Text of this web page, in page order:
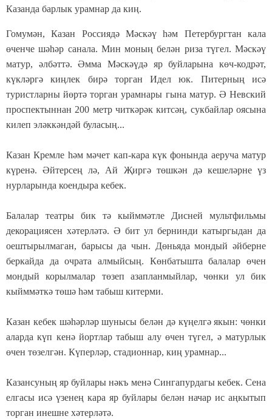
Казанда барлык урамнар да киң.
Гомумән, Казан Россиядә Мәскәү һәм Петербургтан кала
өченче шәһәр санала. Мин моның белән риза түгел. Мәскәү
матур, әлбәттә. Әмма Мәскәүдә яр буйларына көч-кодрәт,
күкләргә киңлек бирә торган Идел юк. Питерның исә
туристларны йөртә торган урамнары гына матур. Ә Невский
проспектыннан 200 метр читкәрәк китсәң, сукбайлар оясына
килеп эләккәндәй буласың...
Казан Кремле һәм мәчет кап-кара күк фонында аеруча матур
күренә. Әйтерсең лә, Ай Җиргә төшкән дә кешеләрне үз
нурларында коендыра кебек.
Балалар театры бик тә кыйммәтле Дисней мультфильмы
декорациясен хәтерләтә. Ә бит ул бернинди катыргыдан да
оештырылмаган, барысы да чын. Дөньяда мондый әйберне
беркайда да очрата алмыйсың. Көнбатышта балалар өчен
мондый корылмалар төзеп азапланмыйлар, чөнки ул бик
кыйммәткә төшә һәм табыш китерми.
Казан кебек шәһәрләр шунысы белән дә күңелгә якын: чөнки
аларда күп кенә йортлар табыш алу өчен түгел, ә матурлык
өчен төзелгән. Күперләр, стадионнар, киң урамнар...
Казансуның яр буйлары нәкъ менә Сингапурдагы кебек. Сена
елгасы исә үзенең кара яр буйлары белән начар ис аңкытып
торган инешне хәтерләтә.